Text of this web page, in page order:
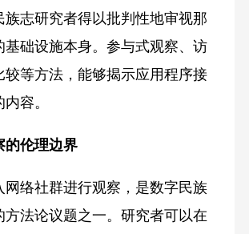
族志研究者得以批判性地审视那
基础设施本身。参与式观察、访
较等方法，能够揭示应用程序接
容。
伦理边界
络社群进行观察，是数字民族
方法论议题之一。研究者可以在